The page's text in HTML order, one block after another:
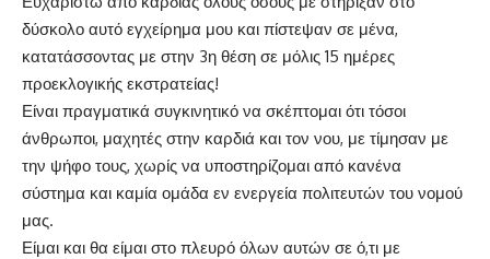
δύσκολο αυτό εγχείρημα μου και πίστεψαν σε μένα,
κατατάσσοντας με στην 3η θέση σε μόλις 15 ημέρες
προεκλογικής εκστρατείας!
Είναι πραγματικά συγκινητικό να σκέπτομαι ότι τόσοι
άνθρωποι, μαχητές στην καρδιά και τον νου, με τίμησαν με
την ψήφο τους, χωρίς να υποστηρίζομαι από κανένα
σύστημα και καμία ομάδα εν ενεργεία πολιτευτών του νομού
μας.
Είμαι και θα είμαι στο πλευρό όλων αυτών σε ό,τι με